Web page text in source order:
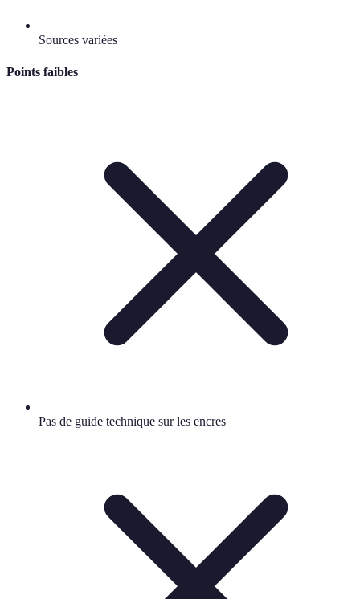
Sources variées
Points faibles
Pas de guide technique sur les encres